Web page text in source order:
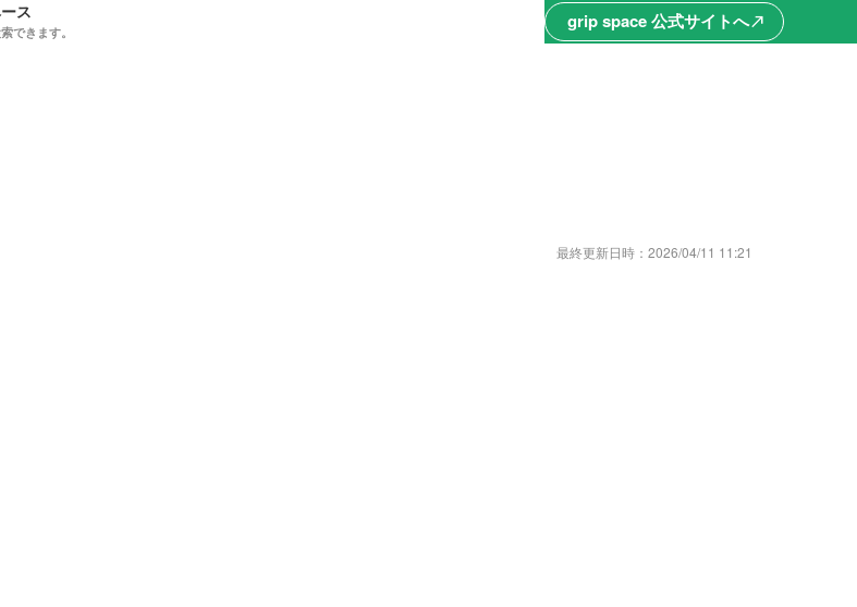
ス
できます。 grip space 公式サイトへnorth_east
最終更新日時： 2026/04/11 11:21